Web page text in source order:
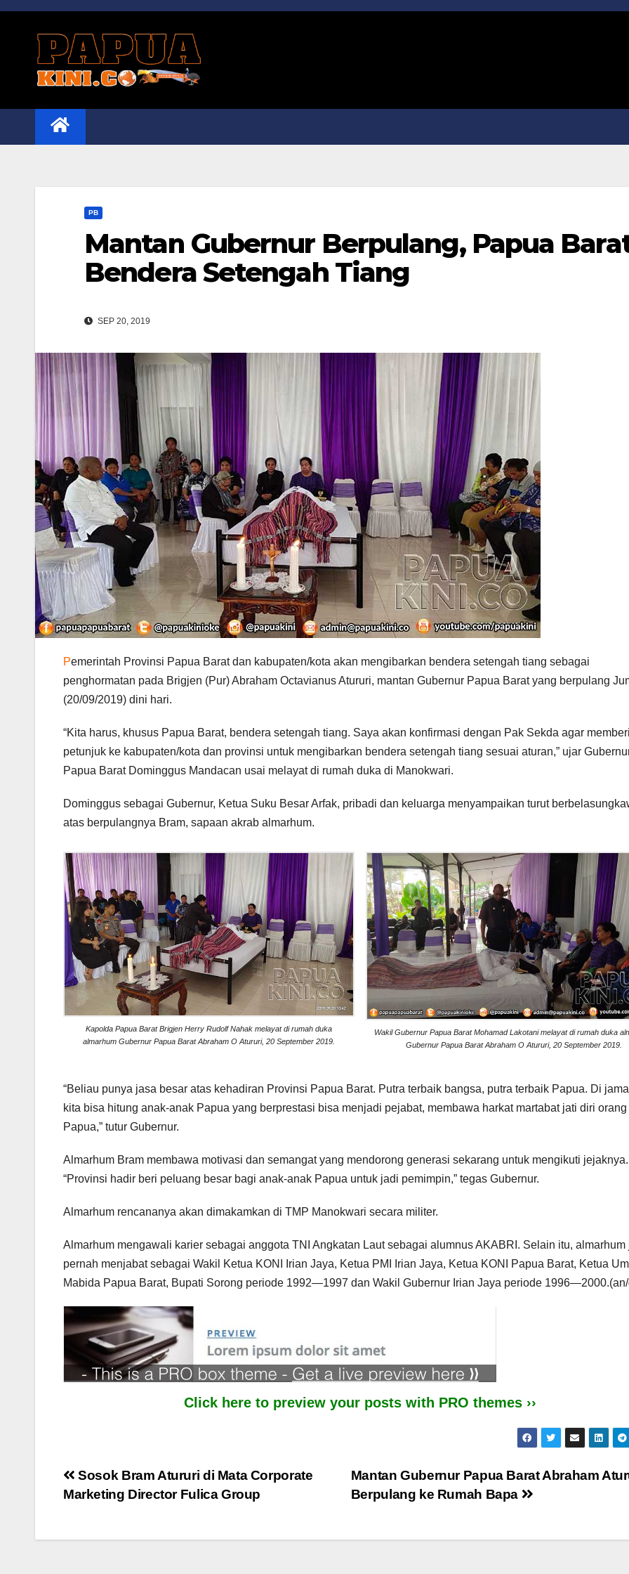
Skip
PB
Mantan Gubernur Berpulang, Papua
Bendera Setengah Tiang
SEP 20, 2019
Pemerintah Provinsi Papua Barat dan kabupaten/kota akan mengibarkan bendera setengah tiang sebagai
penghormatan pada Brigjen (Pur) Abraham Octavianus Atururi, mantan Gubernur Papua Barat yang berpulang
(20/09/2019) dini hari.
“Kita harus, khusus Papua Barat, bendera setengah tiang. Saya akan konfirmasi dengan Pak Sekda agar memberi
petunjuk ke kabupaten/kota dan provinsi untuk mengibarkan bendera setengah tiang sesuai aturan,” ujar
Papua Barat Dominggus Mandacan usai melayat di rumah duka di Manokwari.
Dominggus sebagai Gubernur, Ketua Suku Besar Arfak, pribadi dan keluarga menyampaikan turut
atas berpulangnya Bram, sapaan akrab almarhum.
Kapolda Papua Barat Brigjen Herry Rudolf Nahak melayat di rumah duka
almarhum Gubernur Papua Barat Abraham O Atururi, 20 September 2019.
Wakil Gubernur Papua Barat Mohamad Lakotani melayat di rumah duka
Gubernur Papua Barat Abraham O Atururi, 20 September 2019.
“Beliau punya jasa besar atas kehadiran Provinsi Papua Barat. Putra terbaik bangsa, putra terbaik Papua. Di
kita bisa hitung anak-anak Papua yang berprestasi bisa menjadi pejabat, membawa harkat martabat jati diri orang
Papua,” tutur Gubernur.
Almarhum Bram membawa motivasi dan semangat yang mendorong generasi sekarang untuk mengikuti jejaknya.
“Provinsi hadir beri peluang besar bagi anak-anak Papua untuk jadi pemimpin,” tegas Gubernur.
Almarhum rencananya akan dimakamkan di TMP Manokwari secara militer.
Almarhum mengawali karier sebagai anggota TNI Angkatan Laut sebagai alumnus AKABRI. Selain itu, almarhum
pernah menjabat sebagai Wakil Ketua KONI Irian Jaya, Ketua PMI Irian Jaya, Ketua KONI Papua Barat, Ketua
Mabida Papua Barat, Bupati Sorong periode 1992—1997 dan Wakil Gubernur Irian Jaya periode
Click here to preview your posts with PRO themes ››
Post
navigation
Mantan Gubernur Papua Barat Abraham
Berpulang ke Rumah Bapa
Sosok Bram Atururi di Mata Corporate
Marketing Director Fulica Group